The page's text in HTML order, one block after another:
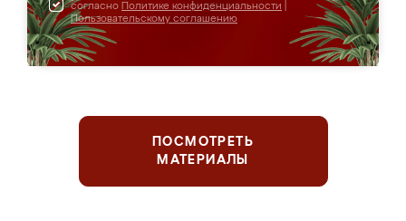
согласно Политике конфиденциальности
Пользовательскому соглашению
ПОСМОТРЕТЬ
МАТЕРИАЛЫ